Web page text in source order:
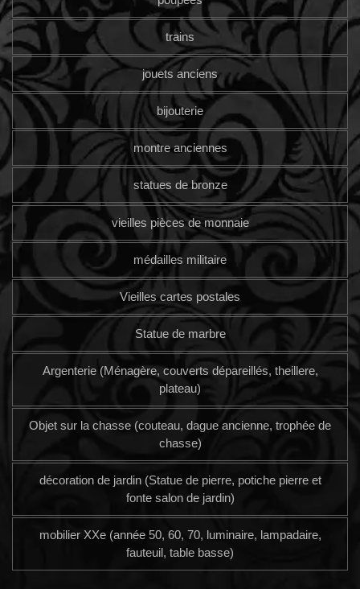
trains
jouets anciens
bijouterie
montre anciennes
statues de bronze
vieilles pièces de monnaie
médailles militaire
Vieilles cartes postales
Statue de marbre
Argenterie (Ménagère, couverts dépareillés, theillere,
plateau)
Objet sur la chasse (couteau, dague ancienne, trophée de
chasse)
décoration de jardin (Statue de pierre, potiche pierre et
fonte salon de jardin)
mobilier XXe (année 50, 60, 70, luminaire, lampadaire,
fauteuil, table basse)